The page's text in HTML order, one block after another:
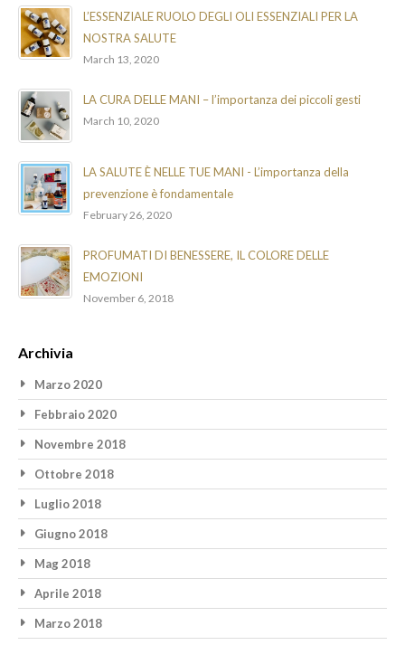
L’ESSENZIALE RUOLO DEGLI OLI ESSENZIALI PER LA
NOSTRA SALUTE
March 13, 2020
LA CURA DELLE MANI – l’importanza dei piccoli gesti
March 10, 2020
LA SALUTE È NELLE TUE MANI - L’importanza della
prevenzione è fondamentale
February 26, 2020
PROFUMATI DI BENESSERE, IL COLORE DELLE
EMOZIONI
November 6, 2018
Archivia
Marzo 2020
Febbraio 2020
Novembre 2018
Ottobre 2018
Luglio 2018
Giugno 2018
Mag 2018
Aprile 2018
Marzo 2018